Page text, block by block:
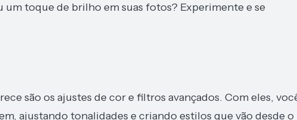
toque de brilho em suas fotos? Experimente e se
são os ajustes de cor e filtros avançados. Com eles,
ajustando tonalidades e criando estilos que vão desde o